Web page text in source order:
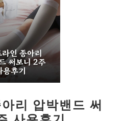
리 압박밴드 써